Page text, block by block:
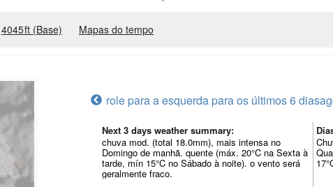
4045ft (Base) Mapas do tempo
role para a esquerda para os últimos 6 dias
Next 3 days weather summary:
chuva mod. (total 18.0mm), mais intensa no
Domingo de manhã. quente (máx. 20°C na Sexta à
tarde, mín 15°C no Sábado à noite). o vento será
geralmente fraco.